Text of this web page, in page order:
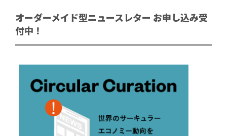
オーダーメイド型ニュースレター お申し込み受
付中！